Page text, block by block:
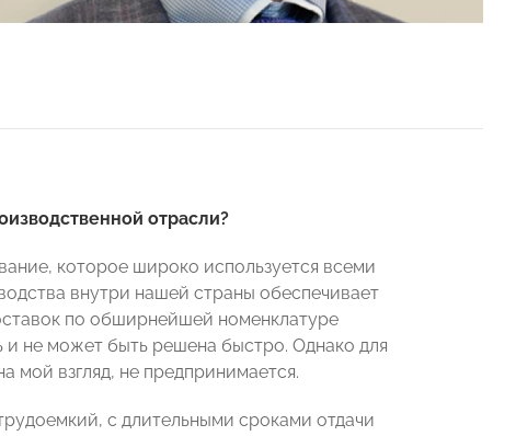
отрасли?
которое широко используется всеми
внутри нашей страны обеспечивает
по обширнейшей номенклатуре
и не может быть решена быстро. Однако для
мой взгляд, не предпринимается.
с длительными сроками отдачи